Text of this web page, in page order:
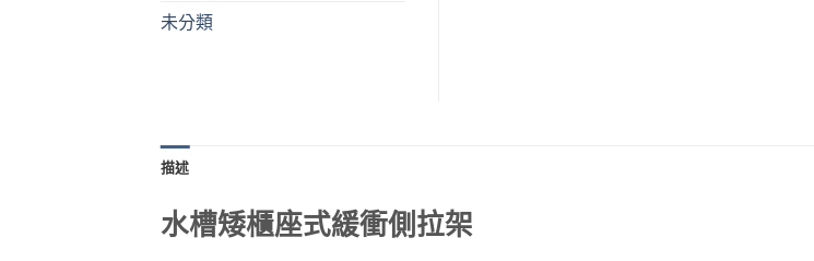
未分類
描述
水槽矮櫃座式緩衝側拉架